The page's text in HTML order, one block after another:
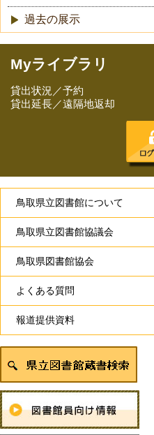
過去の展示
Myライブラリ
貸出状況／予約
貸出延長／遠隔地返却
鳥取県立図書館について
鳥取県立図書館協議会
鳥取県図書館協会
よくある質問
報道提供資料